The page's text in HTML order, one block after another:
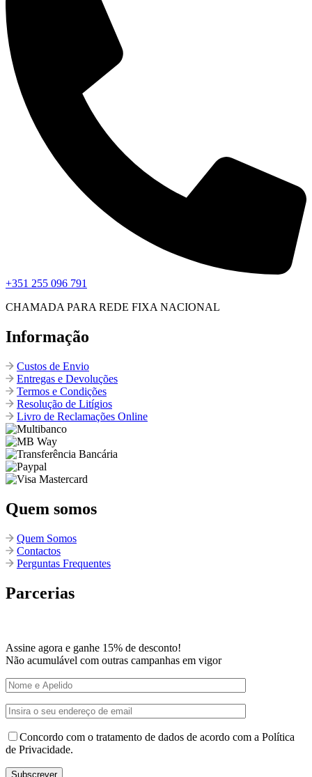
+351 255 096 791
CHAMADA PARA REDE FIXA NACIONAL
Informação
Custos de Envio
Entregas e Devoluções
Termos e Condições
Resolução de Litígios
Livro de Reclamações Online
Quem somos
Quem Somos
Contactos
Perguntas Frequentes
Parcerias
Assine agora e ganhe 15% de desconto!
Não acumulável com outras campanhas em vigor
Concordo com o tratamento de dados de acordo com a Política
de Privacidade.